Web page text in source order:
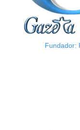
Fundador: